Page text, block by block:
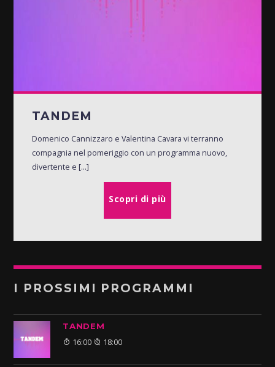
TANDEM
Domenico Cannizzaro e Valentina Cavara vi terranno
compagnia nel pomeriggio con un programma nuovo,
divertente e [...]
Scopri di più
I PROSSIMI PROGRAMMI
TANDEM
16:00 18:00